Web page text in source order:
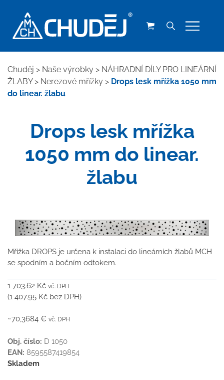
Chuděj > Naše výrobky > NÁHRADNÍ DÍLY PRO LINEÁRNÍ
ŽLABY> Nerezové mřížky > Drops lesk mřížka 1050 mm
do linear. žlabu
Drops lesk mřížka
1050 mm do linear.
žlabu
Mřížka DROPS je určena k instalaci do lineárních žlabů MCH
se spodním a bočním odtokem.
1 703.62 Kč vč. DPH
(1 407.95 Kč bez DPH)
~70,3684 € vč. DPH
Obj. číslo: D 1050
EAN: 8595587419854
Skladem